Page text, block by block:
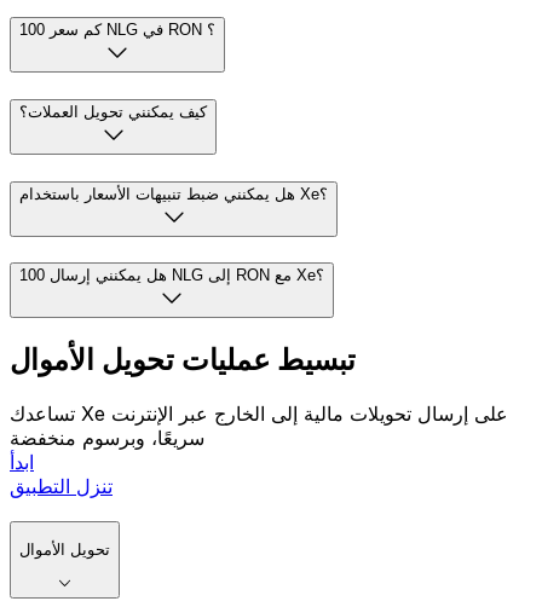
كم سعر 100 NLG في RON ؟
كيف يمكنني تحويل العملات؟
هل يمكنني ضبط تنبيهات الأسعار باستخدام Xe؟
هل يمكنني إرسال 100 NLG إلى RON مع Xe؟
تبسيط عمليات تحويل الأموال
تساعدك Xe على إرسال تحويلات مالية إلى الخارج عبر الإنترنت
سريعًا، وبرسوم منخفضة
ابدأ
تنزل التطبيق
تحويل الأموال